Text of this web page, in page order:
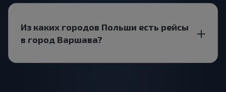
Из каких городов Польши есть рейсы
в город Варшава?